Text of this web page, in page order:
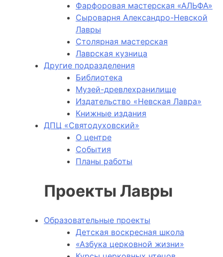
Фарфоровая мастерская «АЛЬФА»
Сыроварня Александро-Невской
Лавры
Столярная мастерская
Лаврская кузница
Другие подразделения
Библиотека
Музей-древлехранилище
Издательство «Невская Лавра»
Книжные издания
ДПЦ «Святодуховский»
О центре
События
Планы работы
Проекты Лавры
Образовательные проекты
Детская воскресная школа
«Азбука церковной жизни»